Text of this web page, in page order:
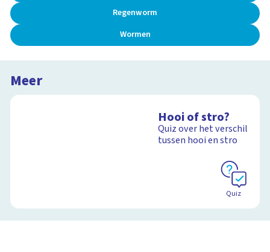
Regenworm
Wormen
Meer
Hooi of stro?
Quiz over het verschil
tussen hooi en stro
Quiz